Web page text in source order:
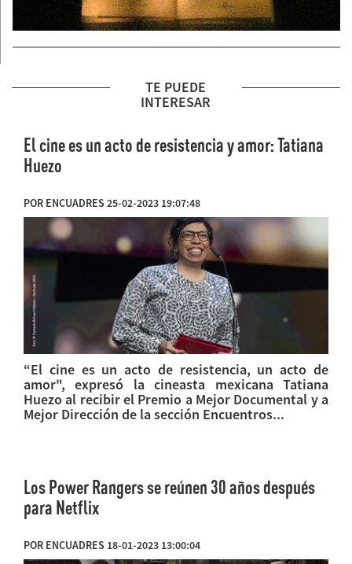
TE PUEDE
INTERESAR
El cine es un acto de resistencia y amor: Tatiana
Huezo
POR ENCUADRES 25-02-2023 19:07:48
“El cine es un acto de resistencia, un acto de
amor", expresó la cineasta mexicana Tatiana
Huezo al recibir el Premio a Mejor Documental y a
Mejor Dirección de la sección Encuentros...
Los Power Rangers se reúnen 30 años después
para Netflix
POR ENCUADRES 18-01-2023 13:00:04